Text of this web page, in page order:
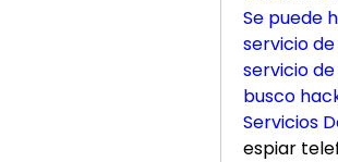
Se puede
servicio de
servicio de
busco
Servicios
espiar